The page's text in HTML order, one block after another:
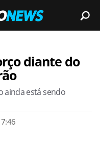
diante do
ainda está sendo